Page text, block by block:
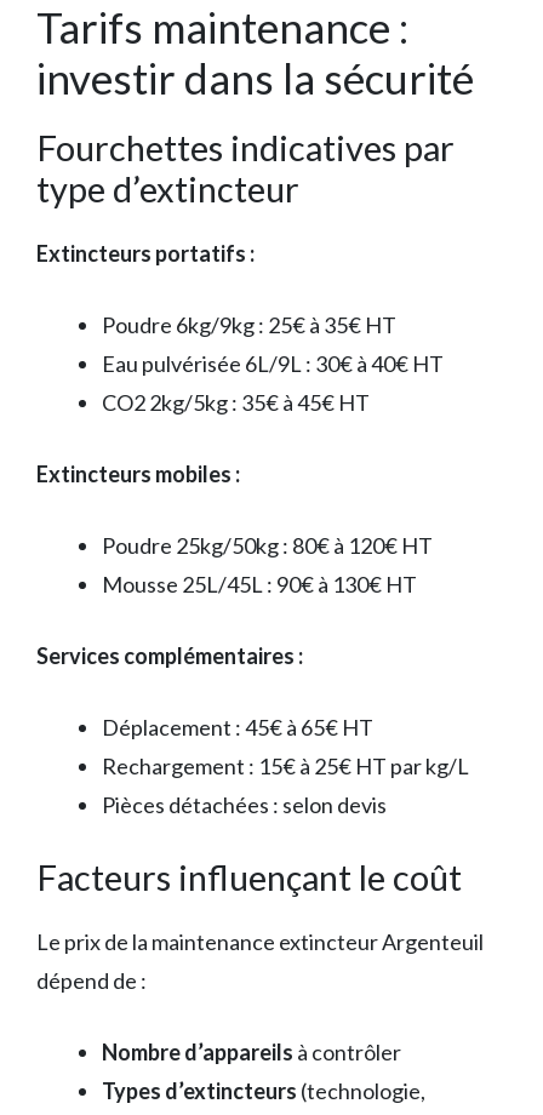
Tarifs maintenance :
investir dans la sécurité
Fourchettes indicatives par
type d’extincteur
Extincteurs portatifs :
Poudre 6kg/9kg : 25€ à 35€ HT
Eau pulvérisée 6L/9L : 30€ à 40€ HT
CO2 2kg/5kg : 35€ à 45€ HT
Extincteurs mobiles :
Poudre 25kg/50kg : 80€ à 120€ HT
Mousse 25L/45L : 90€ à 130€ HT
Services complémentaires :
Déplacement : 45€ à 65€ HT
Rechargement : 15€ à 25€ HT par kg/L
Pièces détachées : selon devis
Facteurs influençant le coût
Le prix de la maintenance extincteur Argenteuil
dépend de :
Nombre d’appareils à contrôler
Types d’extincteurs (technologie,